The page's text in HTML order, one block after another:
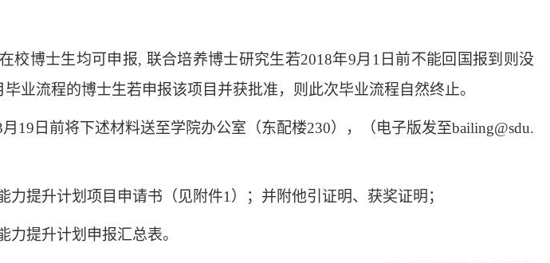
校博士生均可申报, 联合培养博士研究生若2018年9月 1日前不能 回国报到则没
毕业流程的博士生若申报该项目并获批准，则此次毕业流程自然终止。
月 19 日前将下述材料送至学院办公室（东配楼230） ， （电子版发至bailing@sdu.
力提升计划项目申请书（见附件1 ）； 并附他引证明、获奖证明；
力提升计划申报汇总表。